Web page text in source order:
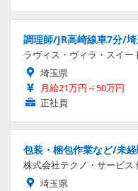
調理師/JR高崎線車7分/
ラヴィス・ヴィラ・スイー
埼玉県
月給21万円～50万円
正社員
包装・梱包作業など/未
株式会社テクノ・サービス
埼玉県